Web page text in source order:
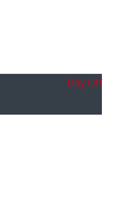
Day Off